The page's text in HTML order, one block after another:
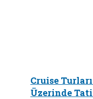
Cruise
Üzerinde